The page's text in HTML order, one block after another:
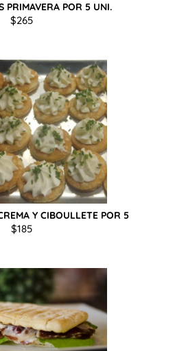
PRIMAVERA POR 5 UNI.
$265
Y CIBOULLETE POR 5
$185